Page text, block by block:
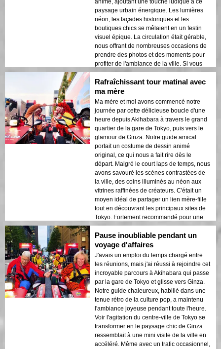
anime, ajoutant une touche ludique à ce
paysage urbain énergique. Les lumières
néon, les façades historiques et les
boutiques chics se mêlaient en un festin
visuel épique. La circulation était gérable,
nous offrant de nombreuses occasions de
prendre des photos et des moments pour
profiter de l'ambiance de la ville. Si vous
désirez un aperçu rapide mais palpitant du
Tokyo moderne, cette balade est gagnante
! 🚀
Rafraîchissant tour matinal avec
ma mère
Ma mère et moi avons commencé notre
journée par cette délicieuse boucle d'une
heure depuis Akihabara à travers le grand
quartier de la gare de Tokyo, puis vers le
glamour de Ginza. Notre guide amical
portait un costume de dessin animé
original, ce qui nous a fait rire dès le
départ. Malgré le court laps de temps, nous
avons savouré les scènes contrastées de
la ville, des coins illuminés au néon aux
vitrines raffinées de créateurs. C'était un
moyen idéal de partager un lien mère-fille
tout en découvrant les principaux sites de
Tokyo. Fortement recommandé pour une
douce aventure matinale !
Pause inoubliable pendant un
voyage d'affaires
J'avais un emploi du temps chargé entre
les réunions, mais j'ai réussi à rejoindre cet
incroyable parcours à Akihabara qui passe
par la gare de Tokyo et glisse vers Ginza.
Notre guide chaleureux, habillé dans une
tenue rétro de la culture pop, a maintenu
l'ambiance joyeuse pendant toute l'heure.
Voir l'agitation du centre-ville de Tokyo se
transformer en le paysage chic de Ginza
ressemblait à une mini visite de la ville en
accéléré. Même avec un trafic occasionnel,